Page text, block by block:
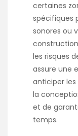
certaines
spécifiques
sonores ou
les risques
assure une
anticiper
la
et de
temps.